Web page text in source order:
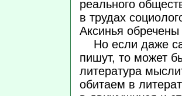
реального
в трудах
Аксинья
Но если даже
пишут, то может
литература
обитаем в